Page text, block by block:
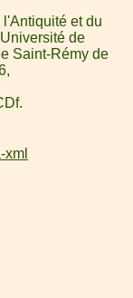
et du
de
Saint-Rémy de
.
xml